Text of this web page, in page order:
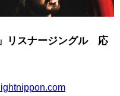
リスナージングル 応